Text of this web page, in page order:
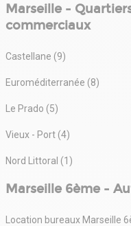
Marseille -
commerciaux
Castellane (9)
Euroméditerranée (8)
Le Prado (5)
Vieux - Port (4)
Nord Littoral (1)
Marseille 6ème -
Location bureaux Marseille